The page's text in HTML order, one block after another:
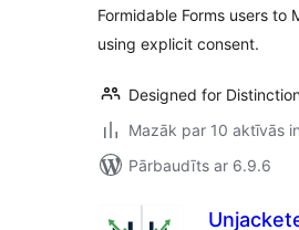
Formidable Forms users to
using explicit consent.
Designed for
Mazāk par 10 aktīvās
Pārbaudīts ar 6.9.6